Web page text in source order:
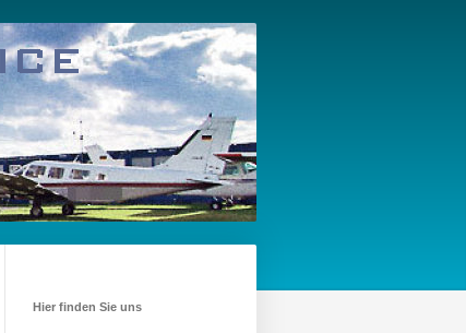
Hier finden Sie uns